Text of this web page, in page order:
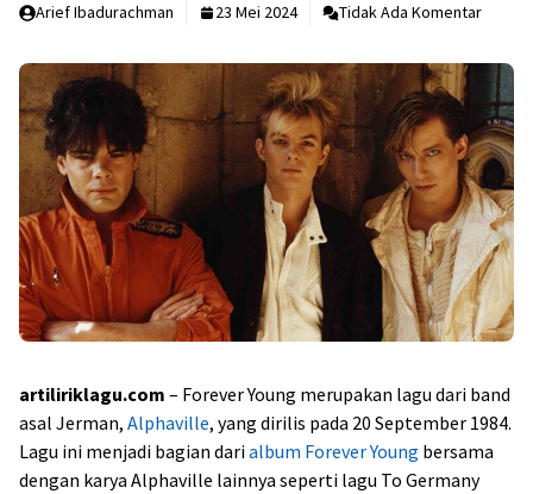
Arief Ibadurachman 23 Mei 2024 Tidak Ada Komentar
artiliriklagu.com – Forever Young merupakan lagu dari band
asal Jerman, Alphaville, yang dirilis pada 20 September 1984.
Lagu ini menjadi bagian darialbum Forever Young bersama
dengan karya Alphaville lainnya seperti lagu To Germany